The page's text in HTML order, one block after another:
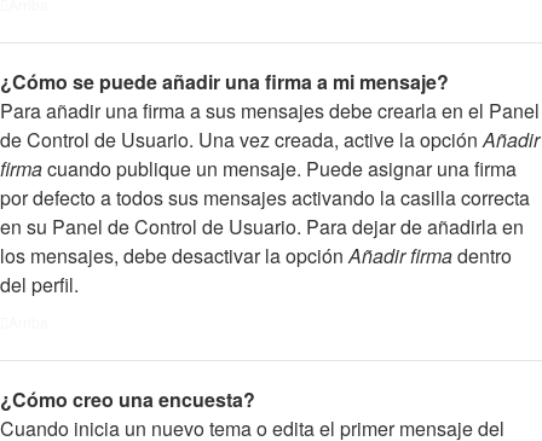
¿Cómo se puede añadir una firma a mi mensaje?
Para añadir una firma a sus mensajes debe crearla en el Panel
de Control de Usuario. Una vez creada, active la opciónAñadir
firmacuando publique un mensaje. Puede asignar una firma
por defecto a todos sus mensajes activando la casilla correcta
en su Panel de Control de Usuario. Para dejar de añadirla en
los mensajes, debe desactivar la opciónAñadir firmadentro
del perfil.
¿Cómo creo una encuesta?
Cuando inicia un nuevo tema o edita el primer mensaje del